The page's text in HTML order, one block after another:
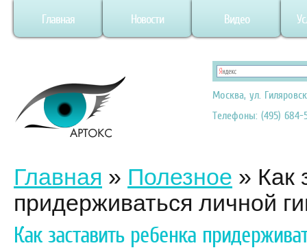
Главная Новости Видео
Москва, ул.
Телефоны: (495) 684-
Главная » Полезное » Как
придерживаться личной
Как заставить ребенка